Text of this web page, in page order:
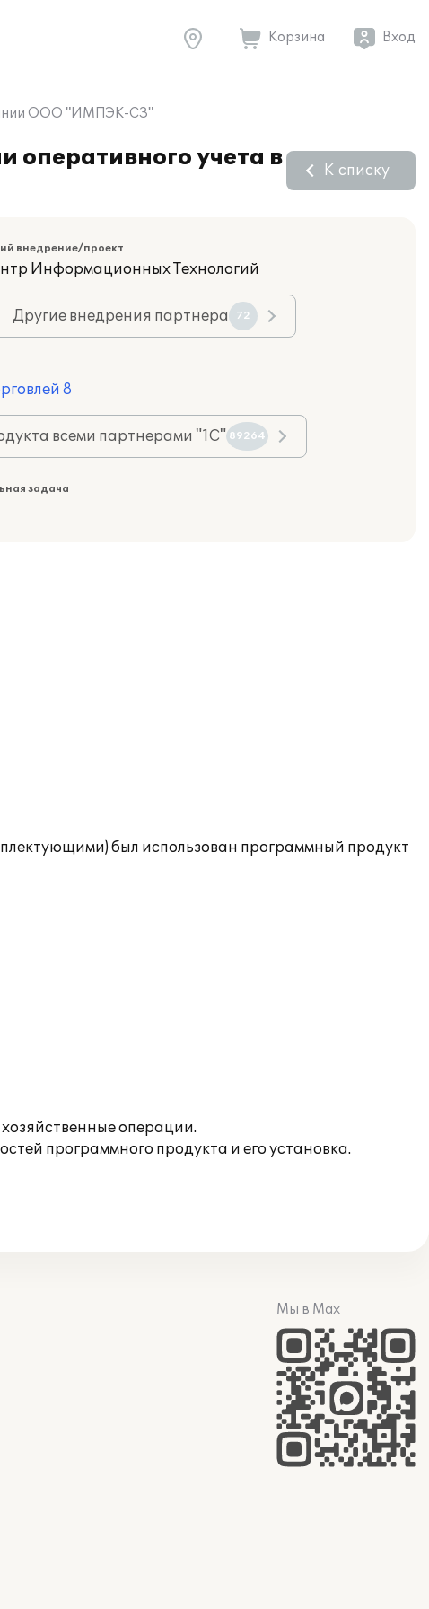
Корзина Вход
ООО "ИМПЭК-СЗ"
оперативного учета в
К списку
внедрение/проект
Информационных Технологий
Другие внедрения партнера 72
8
всеми партнерами "1С" 89264
задача
был использован программный продукт
операции.
программного продукта и его установка.
Мы в Max